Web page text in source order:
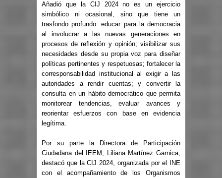
Añadió que la CIJ 2024 no es un ejercicio
simbólico ni ocasional, sino que tiene un
trasfondo profundo: educar para la democracia
al involucrar a las nuevas generaciones en
procesos de reflexión y opinión; visibilizar sus
necesidades desde su propia voz para diseñar
políticas pertinentes y respetuosas; fortalecer la
corresponsabilidad institucional al exigir a las
autoridades a rendir cuentas; y convertir la
consulta en un hábito democrático que permita
monitorear tendencias, evaluar avances y
reorientar esfuerzos con base en evidencia
legítima.
Por su parte la Directora de Participación
Ciudadana del IEEM, Liliana Martínez Garnica
destacó que laCIJ 2024 , organizada por el INE
con el acompañamiento de los Organismos